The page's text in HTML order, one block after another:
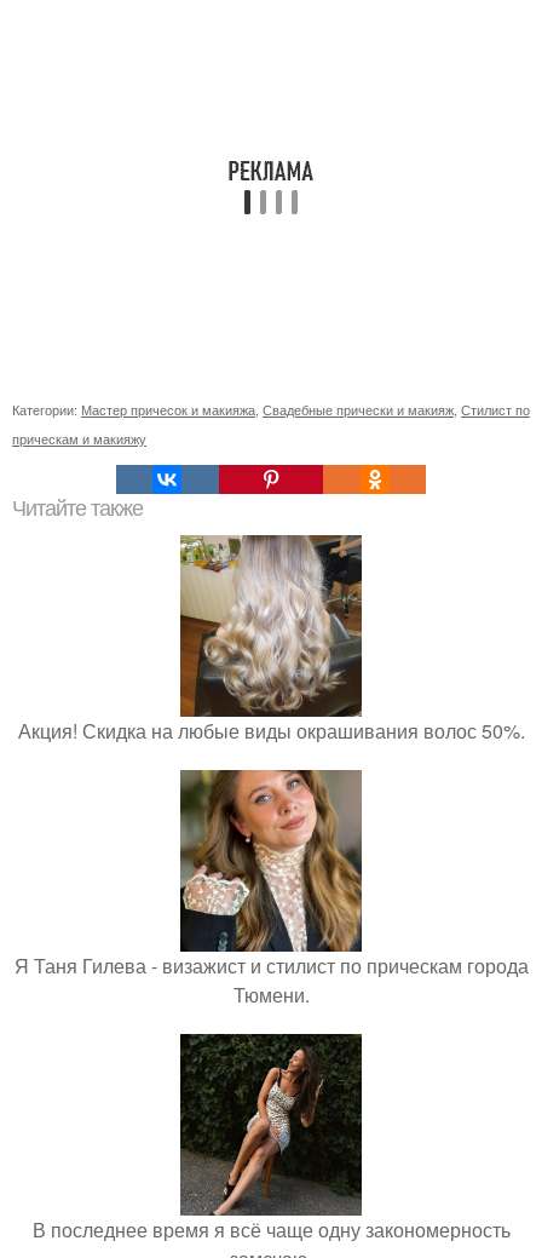
Категории: Мастер причесок и макияжа Свадебные прически и макияж Стилист по
прическам и макияжу
Читайте также
Акция! Скидка на любые виды окрашивания волос 50%.
Я Таня Гилева - визажист и стилист по прическам города
Тюмени.
В последнее время я всё чаще одну закономерность